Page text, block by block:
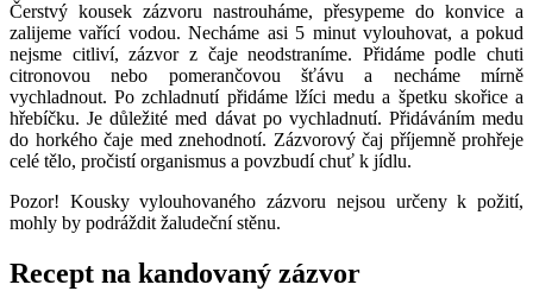
Čerstvý kousek zázvoru nastrouháme, přesypeme do konvice a
zalijeme vařící vodou. Necháme asi 5 minut vylouhovat, a pokud
nejsme citliví, zázvor z čaje neodstraníme. Přidáme podle chuti
citronovou nebo pomerančovou šťávu a necháme mírně
vychladnout. Po zchladnutí přidáme lžíci medu a špetku skořice a
hřebíčku. Je důležité med dávat po vychladnutí. Přidáváním medu
do horkého čaje med znehodnotí. Zázvorový čaj příjemně prohřeje
celé tělo, pročistí organismus a povzbudí chuť k jídlu.
Pozor! Kousky vylouhovaného zázvoru nejsou určeny k požití,
mohly by podráždit žaludeční stěnu.
Recept na kandovaný zázvor